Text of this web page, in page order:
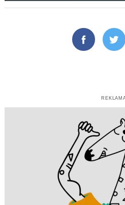
Facebook